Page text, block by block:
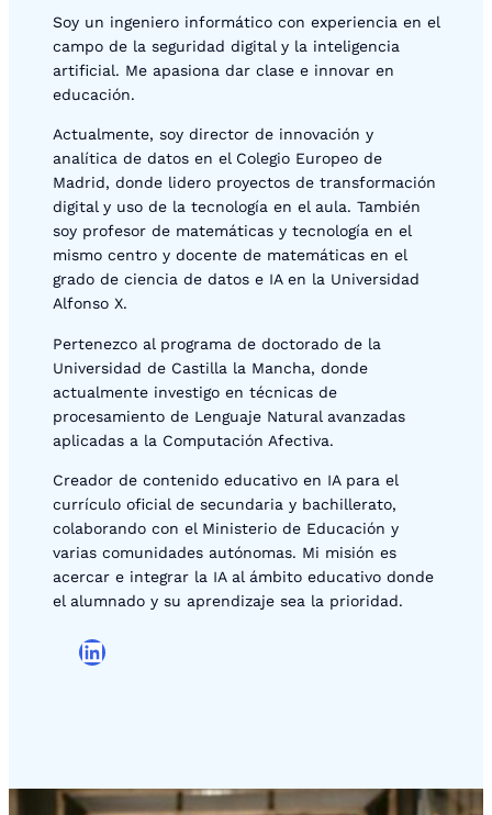
Soy un ingeniero informático con experiencia en el
campo de la seguridad digital y la inteligencia
artificial. Me apasiona dar clase e innovar en
educación.
Actualmente, soy director de innovación y
analítica de datos en el Colegio Europeo de
Madrid, donde lidero proyectos de transformación
digital y uso de la tecnología en el aula. También
soy profesor de matemáticas y tecnología en el
mismo centro y docente de matemáticas en el
grado de ciencia de datos e IA en la Universidad
Alfonso X.
Pertenezco al programa de doctorado de la
Universidad de Castilla la Mancha, donde
actualmente investigo en técnicas de
procesamiento de Lenguaje Natural avanzadas
aplicadas a la Computación Afectiva.
Creador de contenido educativo en IA para el
currículo oficial de secundaria y bachillerato,
colaborando con el Ministerio de Educación y
varias comunidades autónomas. Mi misión es
acercar e integrar la IA al ámbito educativo donde
el alumnado y su aprendizaje sea la prioridad.
LinkedIn